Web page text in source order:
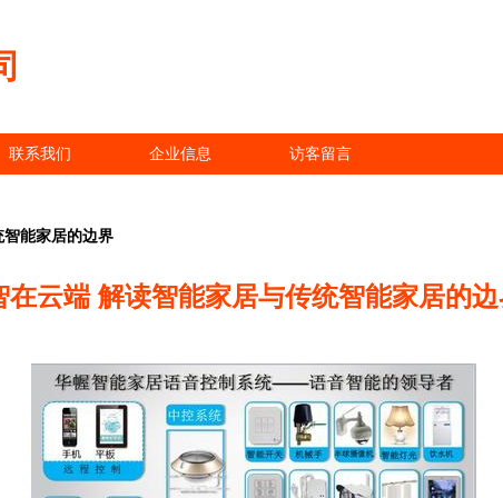
联系我们 企业信息 访客留言
能家居的边界
在云端 解读智能家居与传统智能家居的